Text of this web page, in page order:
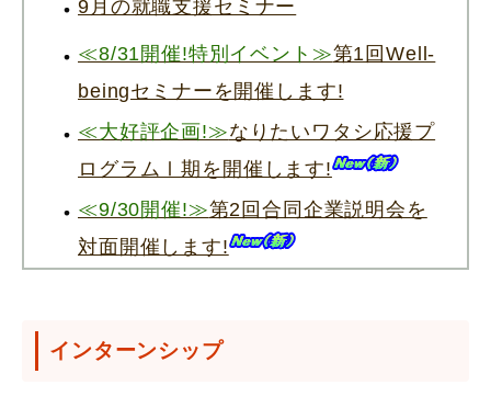
9月の就職支援セミナー
≪8/31開催!特別イベント≫第1回Well-
beingセミナーを開催します!
≪大好評企画!≫なりたいワタシ応援プ
ログラムⅠ期を開催します!
≪9/30開催!≫第2回合同企業説明会を
対面開催します!
インターンシップ